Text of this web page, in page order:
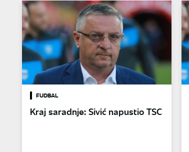
FUDBAL
Kraj saradnje: Sivić napustio TSC